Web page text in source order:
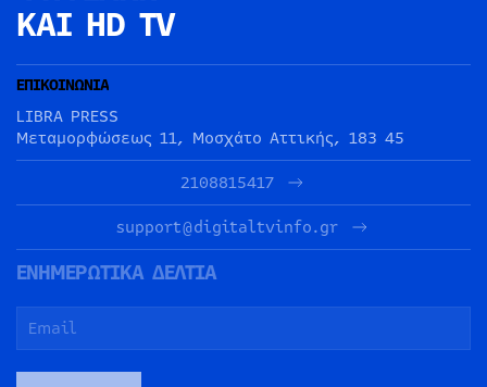
ΚΑΙ HD TV
ΕΠΙΚΟΙΝΩΝΙΑ
LIBRA PRESS
Μεταμορφώσεως 11, Μοσχάτο Αττικής, 183 45
2108815417
support@digitaltvinfo.gr
ΕΝΗΜΕΡΩΤΙΚΑ ΔΕΛΤΙΑ